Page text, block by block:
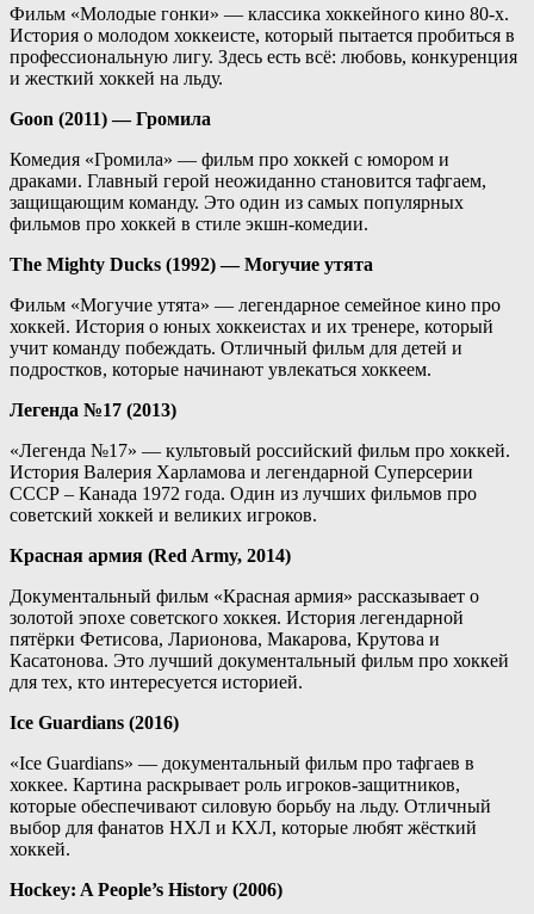
Фильм «Молодые гонки» — классика хоккейного кино 80-х.
История о молодом хоккеисте, который пытается пробиться в
профессиональную лигу. Здесь есть всё: любовь, конкуренция
и жесткий хоккей на льду.
Goon (2011) — Громила
Комедия «Громила» — фильм про хоккей с юмором и
драками. Главный герой неожиданно становится тафгаем,
защищающим команду. Это один из самых популярных
фильмов про хоккей в стиле экшн-комедии.
The Mighty Ducks (1992) — Могучие утята
Фильм «Могучие утята» — легендарное семейное кино про
хоккей. История о юных хоккеистах и их тренере, который
учит команду побеждать. Отличный фильм для детей и
подростков, которые начинают увлекаться хоккеем.
Легенда №17 (2013)
«Легенда №17» — культовый российский фильм про хоккей.
История Валерия Харламова и легендарной Суперсерии
СССР – Канада 1972 года. Один из лучших фильмов про
советский хоккей и великих игроков.
Красная армия (Red Army, 2014)
Документальный фильм «Красная армия» рассказывает о
золотой эпохе советского хоккея. История легендарной
пятёрки Фетисова, Ларионова, Макарова, Крутова и
Касатонова. Это лучший документальный фильм про хоккей
для тех, кто интересуется историей.
Ice Guardians (2016)
«Ice Guardians» — документальный фильм про тафгаев в
хоккее. Картина раскрывает роль игроков-защитников,
которые обеспечивают силовую борьбу на льду. Отличный
выбор для фанатов НХЛ и КХЛ, которые любят жёсткий
хоккей.
Hockey: A People’s History (2006)